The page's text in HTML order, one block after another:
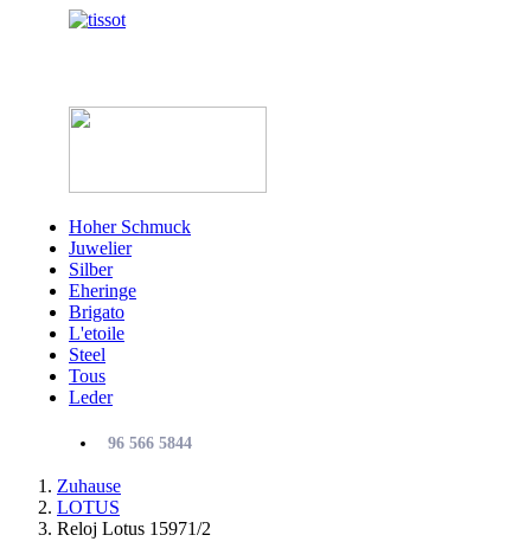
Hoher Schmuck
Juwelier
Silber
Eheringe
Brigato
L'etoile
Steel
Tous
Leder
96 566 5844
Zuhause
LOTUS
Reloj Lotus 15971/2